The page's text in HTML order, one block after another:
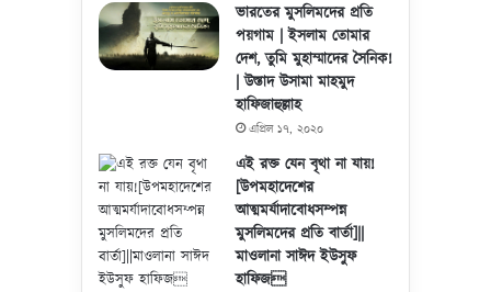
ভারতের মুসলিমদের প্রতি
পয়গাম | ইসলাম তোমার
দেশ, তুমি মুহাম্মাদের সৈনিক!
| উস্তাদ উসামা মাহমুদ
হাফিজাহুল্লাহ
এপ্রিল ১৭, ২০২০
এই রক্ত যেন বৃথা না যায়!
[উপমহাদেশের
আত্মমর্যাদাবোধসম্পন্ন
মুসলিমদের প্রতি বার্তা]||
মাওলানা সাঈদ ইউসুফ
হাফিজ